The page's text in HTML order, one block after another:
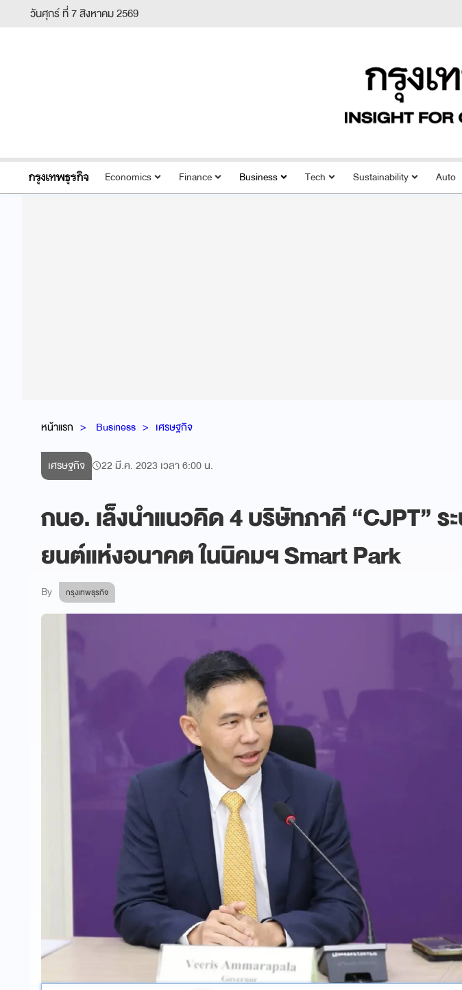
วันศุกร์ ที่ 7 สิงหาคม 2569
Economics Finance Business Tech Sustainability Auto
หน้าแรก Business เศรษฐกิจ
เศรษฐกิจ 22 มี.ค. 2023 เวลา 6:00 น.
กนอ. เล็งนำแนวคิด 4 บริษัทภาคี “CJPT” ร
ยนต์แห่งอนาคต ในนิคมฯ Smart Park
By กรุงเทพธุรกิจ